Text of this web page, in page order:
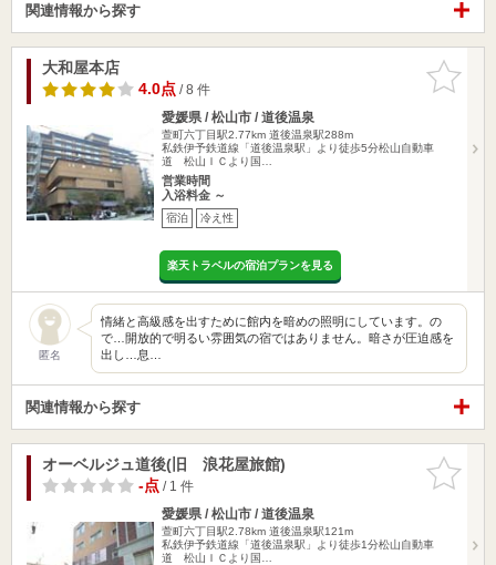
関連情報から探す
お気に入
りに追加
大和屋本店
4.0点/ 8 件
愛媛県 / 松山市 / 道後温泉
萱町六丁目駅2.77km 道後温泉駅288m
私鉄伊予鉄道線「道後温泉駅」より徒歩5分松山自動車
道 松山ＩＣより国…
営業時間
入浴料金 ～
宿泊 冷え性
楽天トラベルの宿泊プランを見る
匿名
情緒と高級感を出すために館内を暗めの照明にしています。の
で…開放的で明るい雰囲気の宿ではありません。暗さが圧迫感を
出し…息…
関連情報から探す
お気に入
りに追加
オーベルジュ道後(旧 浪花屋旅館)
-点/ 1 件
愛媛県 / 松山市 / 道後温泉
萱町六丁目駅2.78km 道後温泉駅121m
私鉄伊予鉄道線「道後温泉駅」より徒歩1分松山自動車
道 松山ＩＣより国…